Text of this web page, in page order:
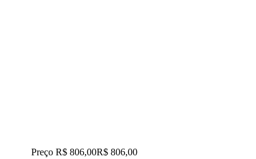
Preço R$ 806,00R$ 806,00